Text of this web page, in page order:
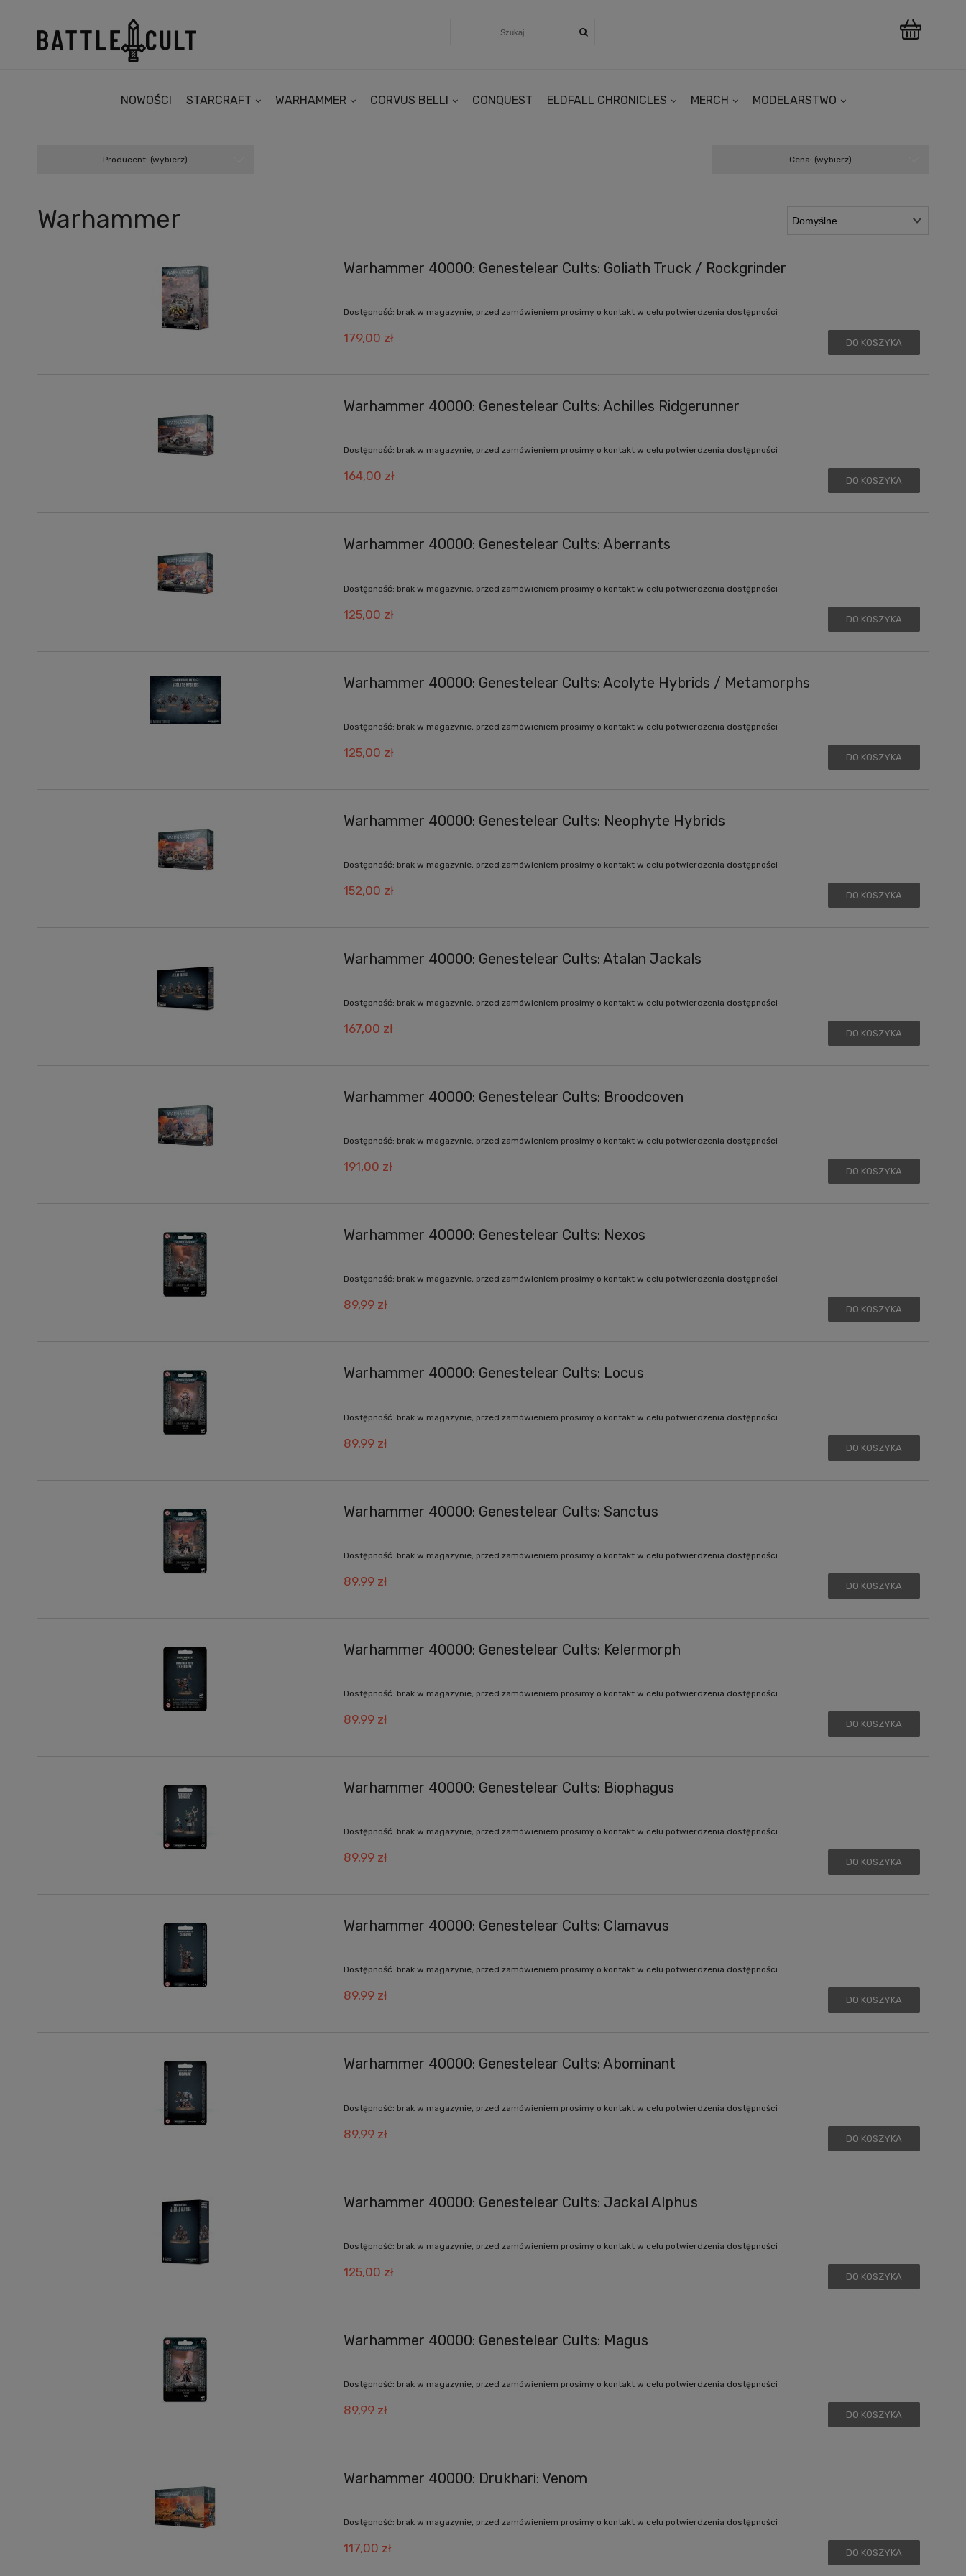
NOWOŚCI STARCRAFT WARHAMMER CORVUS BELLI CONQUEST ELDFALL CHRONICLES MERCH MODELARSTWO
Producent: (wybierz) Cena: (wybierz)
Warhammer
Warhammer 40000: Genestelear Cults: Goliath Truck / Rockgrinder
Dostępność: brak w magazynie, przed zamówieniem prosimy o kontakt w celu potwierdzenia dostępności
179,00 zł DO KOSZYKA
Warhammer 40000: Genestelear Cults: Achilles Ridgerunner
Dostępność: brak w magazynie, przed zamówieniem prosimy o kontakt w celu potwierdzenia dostępności
164,00 zł DO KOSZYKA
Warhammer 40000: Genestelear Cults: Aberrants
Dostępność: brak w magazynie, przed zamówieniem prosimy o kontakt w celu potwierdzenia dostępności
125,00 zł DO KOSZYKA
Warhammer 40000: Genestelear Cults: Acolyte Hybrids / Metamorphs
Dostępność: brak w magazynie, przed zamówieniem prosimy o kontakt w celu potwierdzenia dostępności
125,00 zł DO KOSZYKA
Warhammer 40000: Genestelear Cults: Neophyte Hybrids
Dostępność: brak w magazynie, przed zamówieniem prosimy o kontakt w celu potwierdzenia dostępności
152,00 zł DO KOSZYKA
Warhammer 40000: Genestelear Cults: Atalan Jackals
Dostępność: brak w magazynie, przed zamówieniem prosimy o kontakt w celu potwierdzenia dostępności
167,00 zł DO KOSZYKA
Warhammer 40000: Genestelear Cults: Broodcoven
Dostępność: brak w magazynie, przed zamówieniem prosimy o kontakt w celu potwierdzenia dostępności
191,00 zł DO KOSZYKA
Warhammer 40000: Genestelear Cults: Nexos
Dostępność: brak w magazynie, przed zamówieniem prosimy o kontakt w celu potwierdzenia dostępności
89,99 zł DO KOSZYKA
Warhammer 40000: Genestelear Cults: Locus
Dostępność: brak w magazynie, przed zamówieniem prosimy o kontakt w celu potwierdzenia dostępności
89,99 zł DO KOSZYKA
Warhammer 40000: Genestelear Cults: Sanctus
Dostępność: brak w magazynie, przed zamówieniem prosimy o kontakt w celu potwierdzenia dostępności
89,99 zł DO KOSZYKA
Warhammer 40000: Genestelear Cults: Kelermorph
Dostępność: brak w magazynie, przed zamówieniem prosimy o kontakt w celu potwierdzenia dostępności
89,99 zł DO KOSZYKA
Warhammer 40000: Genestelear Cults: Biophagus
Dostępność: brak w magazynie, przed zamówieniem prosimy o kontakt w celu potwierdzenia dostępności
89,99 zł DO KOSZYKA
Warhammer 40000: Genestelear Cults: Clamavus
Dostępność: brak w magazynie, przed zamówieniem prosimy o kontakt w celu potwierdzenia dostępności
89,99 zł DO KOSZYKA
Warhammer 40000: Genestelear Cults: Abominant
Dostępność: brak w magazynie, przed zamówieniem prosimy o kontakt w celu potwierdzenia dostępności
89,99 zł DO KOSZYKA
Warhammer 40000: Genestelear Cults: Jackal Alphus
Dostępność: brak w magazynie, przed zamówieniem prosimy o kontakt w celu potwierdzenia dostępności
125,00 zł DO KOSZYKA
Warhammer 40000: Genestelear Cults: Magus
Dostępność: brak w magazynie, przed zamówieniem prosimy o kontakt w celu potwierdzenia dostępności
89,99 zł DO KOSZYKA
Warhammer 40000: Drukhari: Venom
Dostępność: brak w magazynie, przed zamówieniem prosimy o kontakt w celu potwierdzenia dostępności
117,00 zł DO KOSZYKA